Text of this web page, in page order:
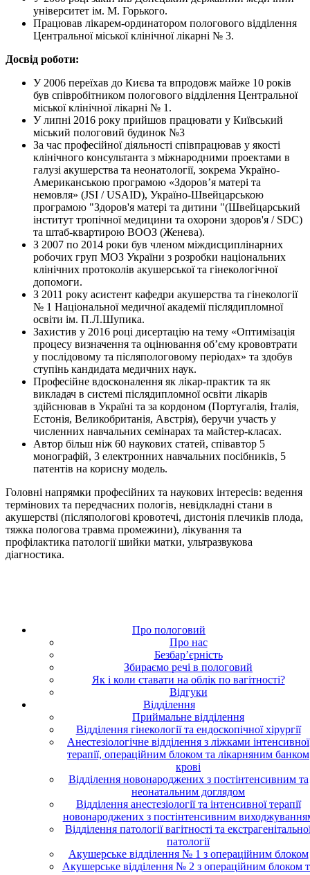
університет ім. М. Горького.
Працював лікарем-ординатором пологового відділення
Центральної міської клінічної лікарні № 3.
Досвід роботи:
У 2006 переїхав до Києва та впродовж майже 10 років
був співробітником пологового відділення Центральної
міської клінічної лікарні № 1.
У липні 2016 року прийшов працювати у Київський
міський пологовий будинок №3
За час професійної діяльності співпрацював у якості
клінічного консультанта з міжнародними проектами в
галузі акушерства та неонатології, зокрема Україно-
Американською програмою «Здоров’я матері та
немовля» (JSI / USAID), Україно-Швейцарською
програмою "Здоров'я матері та дитини "(Швейцарський
інститут тропічної медицини та охорони здоров'я / SDC)
та штаб-квартирою ВООЗ (Женева).
З 2007 по 2014 роки був членом міждисциплінарних
робочих груп МОЗ України з розробки національних
клінічних протоколів акушерської та гінекологічної
допомоги.
З 2011 року асистент кафедри акушерства та гінекології
№ 1 Національної медичної академії післядипломної
освіти ім. П.Л.Шупика.
Захистив у 2016 році дисертацію на тему «Оптимізація
процесу визначення та оцінювання об’єму крововтрати
у послідовому та післяпологовому періодах» та здобув
ступінь кандидата медичних наук.
Професійне вдосконалення як лікар-практик та як
викладач в системі післядипломної освіти лікарів
здійснював в Україні та за кордоном (Португалія, Італія,
Естонія, Великобританія, Австрія), беручи участь у
численних навчальних семінарах та майстер-класах.
Автор більш ніж 60 наукових статей, співавтор 5
монографій, 3 електронних навчальних посібників, 5
патентів на корисну модель.
Головні напрямки професійних та наукових інтересів: ведення
термінових та передчасних пологів, невідкладні стани в
акушерстві (післяпологові кровотечі, дистонія плечиків плода,
тяжка пологова травма промежини), лікування та
профілактика патології шийки матки, ультразвукова
діагностика.
Про пологовий
Про нас
Безбар’єрність
Збираємо речі в пологовий
Як і коли ставати на облік по вагітності?
Відгуки
Відділення
Приймальне відділення
Відділення гінекології та ендоскопічної хірургії
Анестезіологічне відділення з ліжками інтенсивної
терапії, операційним блоком та лікарняним банком
крові
Відділення новонароджених з постінтенсивним та
неонатальним доглядом
Відділення анестезіології та інтенсивної терапії
новонароджених з постінтенсивним
Відділення патології вагітності та
патології
Акушерське відділення № 1 з операційним блоком
Акушерське відділення № 2 з операційним блоком